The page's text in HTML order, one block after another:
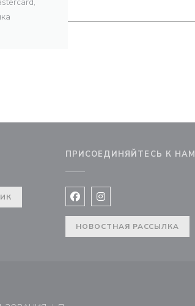
ПРИСОЕДИНЯЙТЕСЬ К НАМ
Facebook ((открывается в
Instagram
НОВОСТНАЯ РАССЫЛКА
в новом окне))